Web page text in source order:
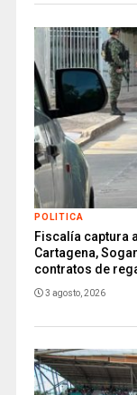
POLITICA
Fiscalía captura
Cartagena,
contratos de
3 agosto, 2026